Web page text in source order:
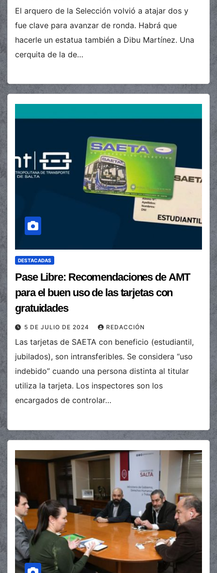
El arquero de la Selección volvió a atajar dos y
fue clave para avanzar de ronda. Habrá que
hacerle un estatua también a Dibu Martínez. Una
cerquita de la de…
DESTACADAS
Pase Libre: Recomendaciones de AMT
para el buen uso de las tarjetas con
gratuidades
5 DE JULIO DE 2024 REDACCIÓN
Las tarjetas de SAETA con beneficio (estudiantil,
jubilados), son intransferibles. Se considera “uso
indebido” cuando una persona distinta al titular
utiliza la tarjeta. Los inspectores son los
encargados de controlar…